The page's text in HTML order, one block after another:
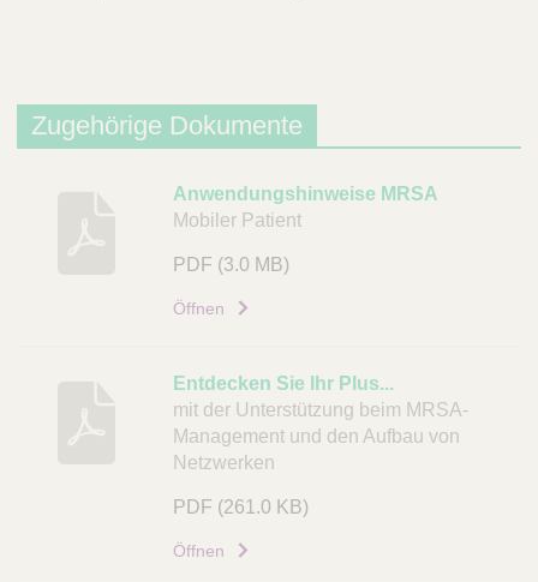
Zugehörige Dokumente
B
e
h
i
b
u
g
D
Anwendungshinweise MRSA
Mobiler Patient
PDF (3.0 MB)
Öffnen
Entdecken Sie Ihr Plus...
mit der Unterstützung beim MRSA-
Management und den Aufbau von
Netzwerken
PDF (261.0 KB)
Öffnen